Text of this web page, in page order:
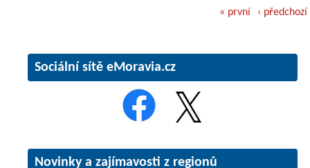
« první ‹ předchozí
Sociální sítě eMoravia.cz
Novinky a zajímavosti z regionů